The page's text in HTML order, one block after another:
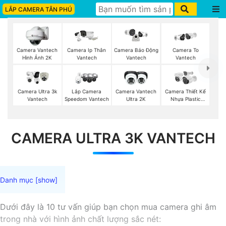
LẮP CAMERA TÂN PHÚ
Camera Vantech
Hình Ảnh 2K
Camera Ip Thân
Vantech
Camera Báo Động
Vantech
Camera To
Vantech
Camera Ultra 3k
Vantech
Lắp Camera
Speedom Vantech
Camera Vantech
Ultra 2K
Camera Thiết Kế
Nhựa Plastic
CAMERA ULTRA 3K VANTECH
Dưới đây là 10 tư vấn giúp bạn chọn mua camera ghi âm
trong nhà với hình ảnh chất lượng sắc nét: